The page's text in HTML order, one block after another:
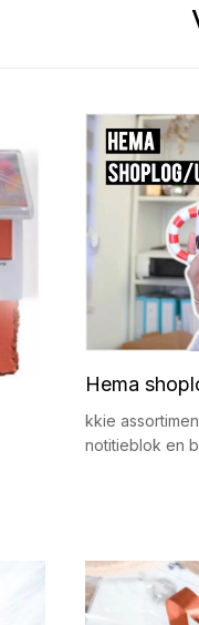
Hema
kkie
notitieblok en